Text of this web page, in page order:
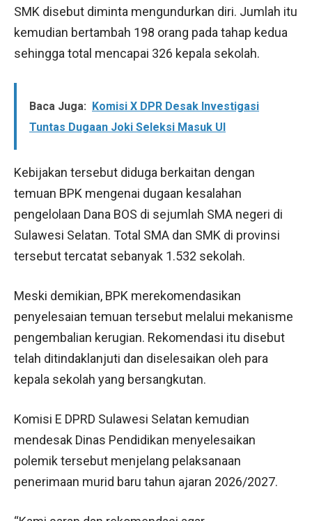
SMK disebut diminta mengundurkan diri. Jumlah itu
kemudian bertambah 198 orang pada tahap kedua
sehingga total mencapai 326 kepala sekolah.
Baca Juga: Komisi X DPR Desak Investigasi
Tuntas Dugaan Joki Seleksi Masuk UI
Kebijakan tersebut diduga berkaitan dengan
temuan BPK mengenai dugaan kesalahan
pengelolaan Dana BOS di sejumlah SMA negeri di
Sulawesi Selatan. Total SMA dan SMK di provinsi
tersebut tercatat sebanyak 1.532 sekolah.
Meski demikian, BPK merekomendasikan
penyelesaian temuan tersebut melalui mekanisme
pengembalian kerugian. Rekomendasi itu disebut
telah ditindaklanjuti dan diselesaikan oleh para
kepala sekolah yang bersangkutan.
Komisi E DPRD Sulawesi Selatan kemudian
mendesak Dinas Pendidikan menyelesaikan
polemik tersebut menjelang pelaksanaan
penerimaan murid baru tahun ajaran 2026/2027.